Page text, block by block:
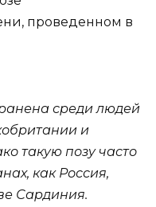
проведенном в
среди людей
и
такую позу часто
как Россия,
Сардиния.